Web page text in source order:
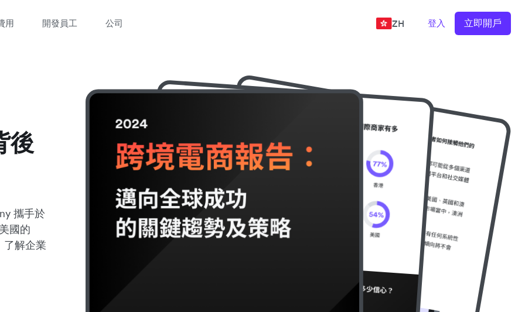
用 開發員工 公司 ZH 登入 立即開戶
後
攜手於
國的
了解企業